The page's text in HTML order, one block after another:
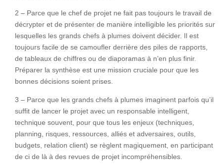
2 – Parce que le chef de projet ne fait pas toujours le travail de
décrypter et de présenter de manière intelligible les priorités sur
lesquelles les grands chefs à plumes doivent décider. Il est
toujours facile de se camoufler derrière des piles de rapports,
de tableaux de chiffres ou de diaporamas à n’en plus finir.
Préparer la synthèse est une mission cruciale pour que les
bonnes décisions soient prises.
3 – Parce que les grands chefs à plumes imaginent parfois qu’il
suffit de lancer le projet avec un responsable intelligent,
technique souvent, pour que tous les enjeux (techniques,
planning, risques, ressources, alliés et adversaires, outils,
budgets, relation client) se règlent magiquement, en participant
de ci de là à des revues de projet incompréhensibles.